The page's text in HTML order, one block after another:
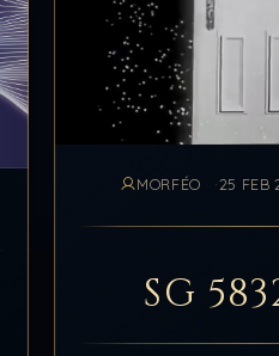
MORFÉO 25 FEB
SG